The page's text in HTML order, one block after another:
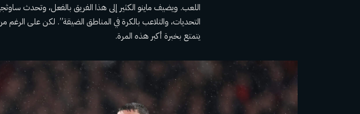
اللعب. ويضيف ماينو الكثير إلى هذا الفريق بالفعل، وتحدث
التحديات، والتلاعب بالكرة في المناطق الضيقة”. لكن على الرغم
يتمتع بخبرة أكبر هذه المرة.